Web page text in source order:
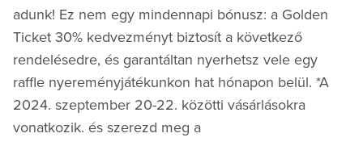
adunk! Ez nem egy mindennapi bónusz: a Golden
Ticket 30% kedvezményt biztosít a következő
rendelésedre, és garantáltan nyerhetsz vele egy
raffle nyereményjátékunkon hat hónapon belül. *A
2024. szeptember 20-22. közötti vásárlásokra
vonatkozik. és szerezd meg a